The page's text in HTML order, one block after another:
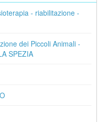
- riabilitazione -
dei Piccoli Animali -
SPEZIA